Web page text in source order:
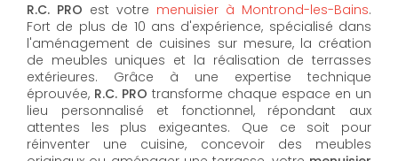
R.C. PRO est votre menuisier à Montrond-les-Bains.
Fort de plus de 10 ans d'expérience, spécialisé dans
l'aménagement de cuisines sur mesure, la création
de meubles uniques et la réalisation de terrasses
extérieures. Grâce à une expertise technique
éprouvée, R.C. PRO transforme chaque espace en un
lieu personnalisé et fonctionnel, répondant aux
attentes les plus exigeantes. Que ce soit pour
réinventer une cuisine, concevoir des meubles